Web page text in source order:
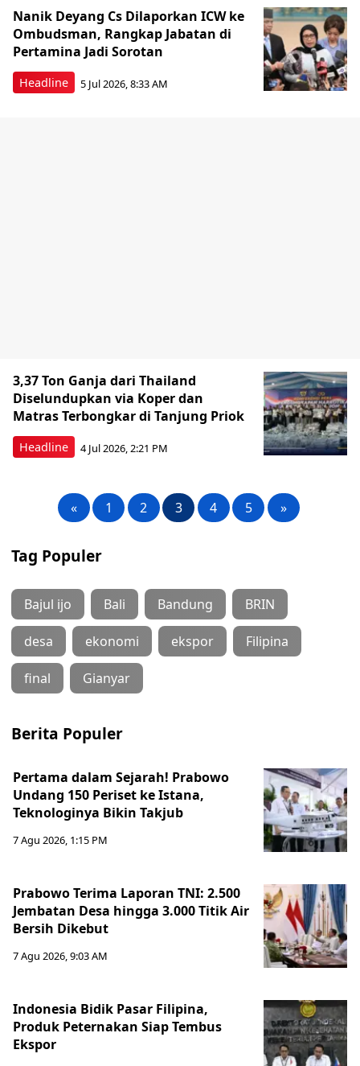
Headline
Nanik Deyang Cs Dilaporkan ICW ke
Ombudsman, Rangkap Jabatan di
Pertamina Jadi Sorotan
5 Jul 2026, 8:33 AM
Headline
3,37 Ton Ganja dari Thailand
Diselundupkan via Koper dan
Matras Terbongkar di Tanjung Priok
4 Jul 2026, 2:21 PM
« 1 2 3 4 5 »
Tag Populer
Bajul ijo Bali Bandung BRIN
desa ekonomi ekspor Filipina
final Gianyar
Berita Populer
Pertama dalam Sejarah! Prabowo
Undang 150 Periset ke Istana,
Teknologinya Bikin Takjub
7 Agu 2026, 1:15 PM
Prabowo Terima Laporan TNI: 2.500
Jembatan Desa hingga 3.000 Titik Air
Bersih Dikebut
7 Agu 2026, 9:03 AM
Indonesia Bidik Pasar Filipina,
Produk Peternakan Siap Tembus
Ekspor